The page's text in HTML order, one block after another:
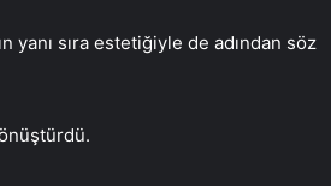
yanı sıra estetiğiyle de adından söz